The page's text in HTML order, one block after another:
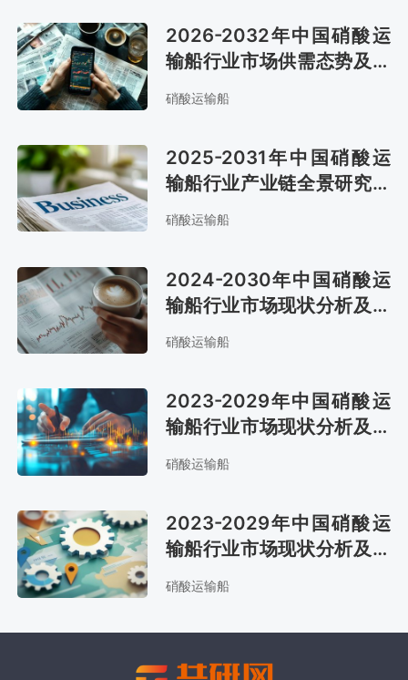
2026-2032年中国硝酸运
输船行业市场供需态势及发
展战略咨询报告
硝酸运输船
2025-2031年中国硝酸运
输船行业产业链全景研究及
发展战略咨询报告
硝酸运输船
2024-2030年中国硝酸运
输船行业市场现状分析及市
场趋势预测报告
硝酸运输船
2023-2029年中国硝酸运
输船行业市场现状分析及市
场前景评估报告
硝酸运输船
2023-2029年中国硝酸运
输船行业市场现状分析及市
场前景评估报告
硝酸运输船